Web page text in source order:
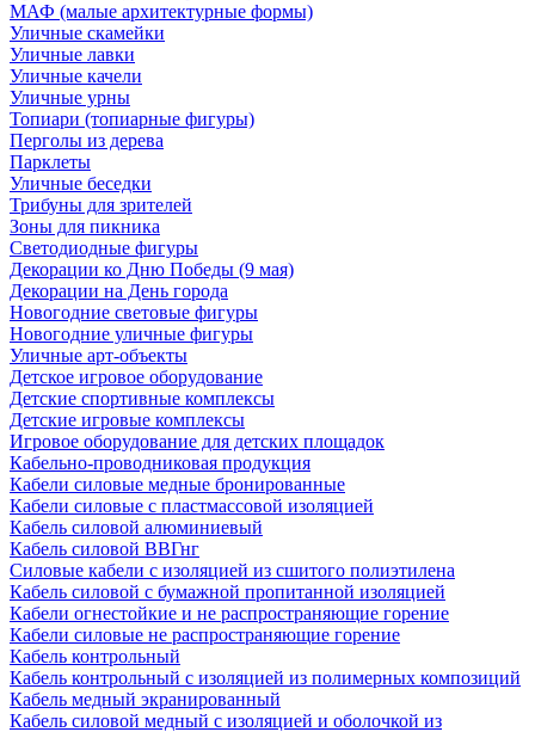
МАФ (малые архитектурные формы)
Уличные скамейки
Уличные лавки
Уличные качели
Уличные урны
Топиари (топиарные фигуры)
Перголы из дерева
Парклеты
Уличные беседки
Трибуны для зрителей
Зоны для пикника
Светодиодные фигуры
Декорации ко Дню Победы (9 мая)
Декорации на День города
Новогодние световые фигуры
Новогодние уличные фигуры
Уличные арт-объекты
Детское игровое оборудование
Детские спортивные комплексы
Детские игровые комплексы
Игровое оборудование для детских площадок
Кабельно-проводниковая продукция
Кабели силовые медные бронированные
Кабели силовые с пластмассовой изоляцией
Кабель силовой алюминиевый
Кабель силовой ВВГнг
Силовые кабели с изоляцией из сшитого полиэтилена
Кабель силовой с бумажной пропитанной изоляцией
Кабели огнестойкие и не распространяющие горение
Кабели силовые не распространяющие горение
Кабель контрольный
Кабель контрольный с изоляцией из полимерных композиций
Кабель медный экранированный
Кабель силовой медный с изоляцией и оболочкой из